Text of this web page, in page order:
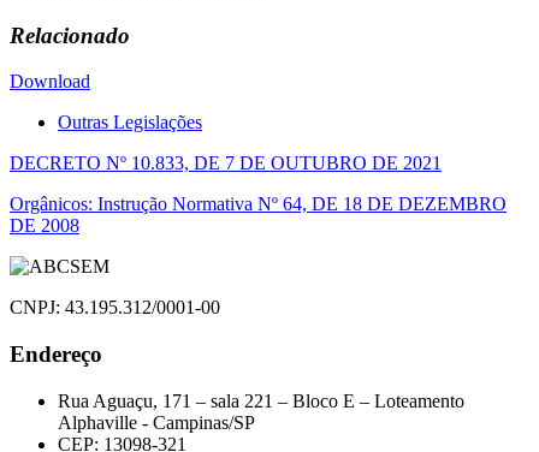
Relacionado
Download
Outras Legislações
Navegação
de
Post
DECRETO Nº 10.833, DE 7 DE OUTUBRO DE 2021
Orgânicos: Instrução Normativa Nº 64, DE 18 DE DEZEMBRO
DE 2008
CNPJ: 43.195.312/0001-00
Endereço
Rua Aguaçu, 171 – sala 221 – Bloco E – Loteamento
Alphaville - Campinas/SP
CEP: 13098-321